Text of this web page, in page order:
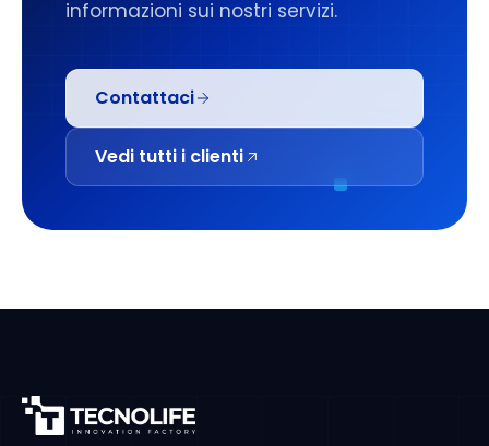
informazioni sui nostri servizi.
Contattaci
Vedi tutti i clienti